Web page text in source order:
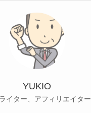
YUKIO
イター、アフィリエイター